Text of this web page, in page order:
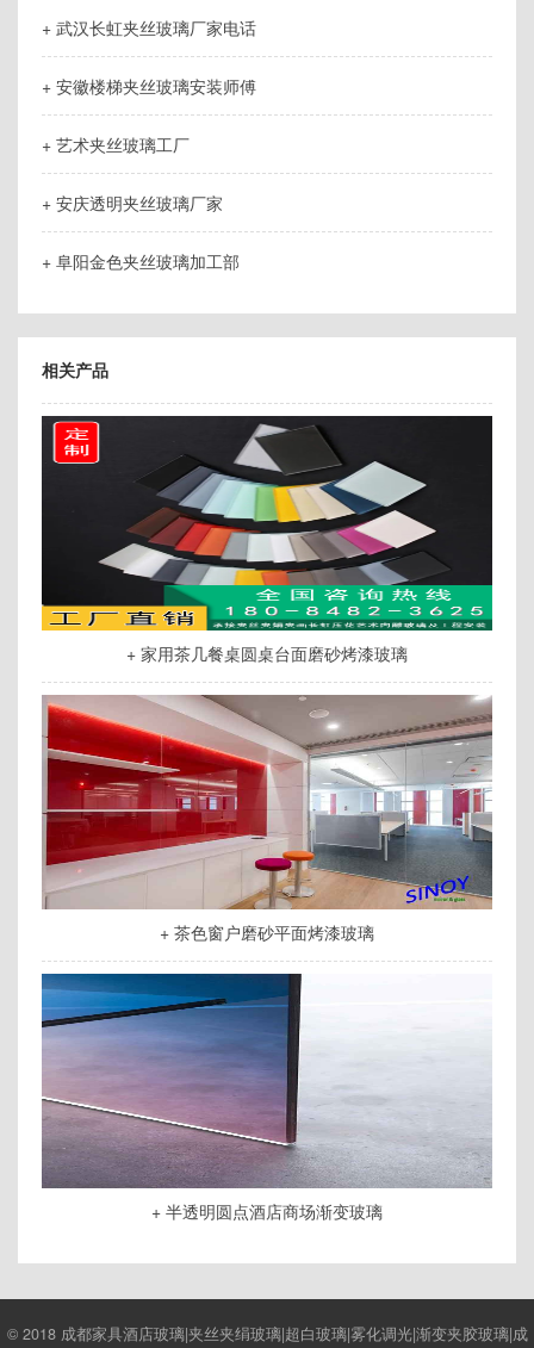
+ 武汉长虹夹丝玻璃厂家电话
+ 安徽楼梯夹丝玻璃安装师傅
+ 艺术夹丝玻璃工厂
+ 安庆透明夹丝玻璃厂家
+ 阜阳金色夹丝玻璃加工部
相关产品
+ 家用茶几餐桌圆桌台面磨砂烤漆玻璃
+ 茶色窗户磨砂平面烤漆玻璃
+ 半透明圆点酒店商场渐变玻璃
© 2018 成都家具酒店玻璃|夹丝夹绢玻璃|超白玻璃|雾化调光|渐变夹胶玻璃|成